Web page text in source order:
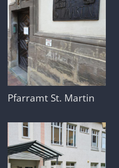
Pfarramt St. Martin